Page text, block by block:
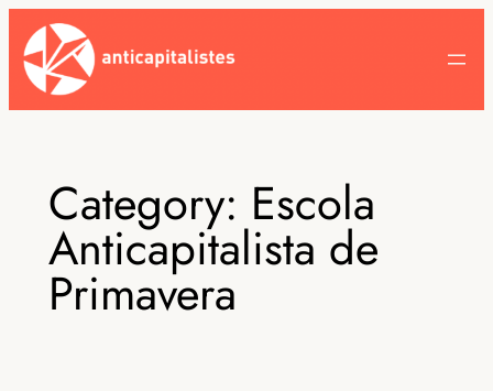
Skip
to
content
Category: Escola
Anticapitalista de
Primavera